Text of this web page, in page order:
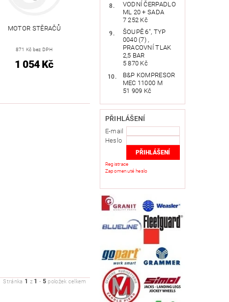
MOTOR STĚRAČŮ
871 Kč bez DPH
1 054 Kč
Stránka 1 z 1 - 5položek celkem
VODNÍ ČERPADLO
ML 20 + SADA
7 252 Kč
ŠOUPĚ 6", TYP
0040 (7) ,
PRACOVNÍ TLAK
2,5 BAR
5 870 Kč
B&P KOMPRESOR
MEC 11000 M
51 909 Kč
PŘIHLÁŠENÍ
E-mail
Heslo
Registrace
Zapomenuté heslo